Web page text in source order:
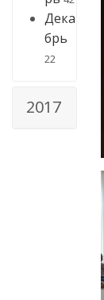
Дека
брь
22
2017